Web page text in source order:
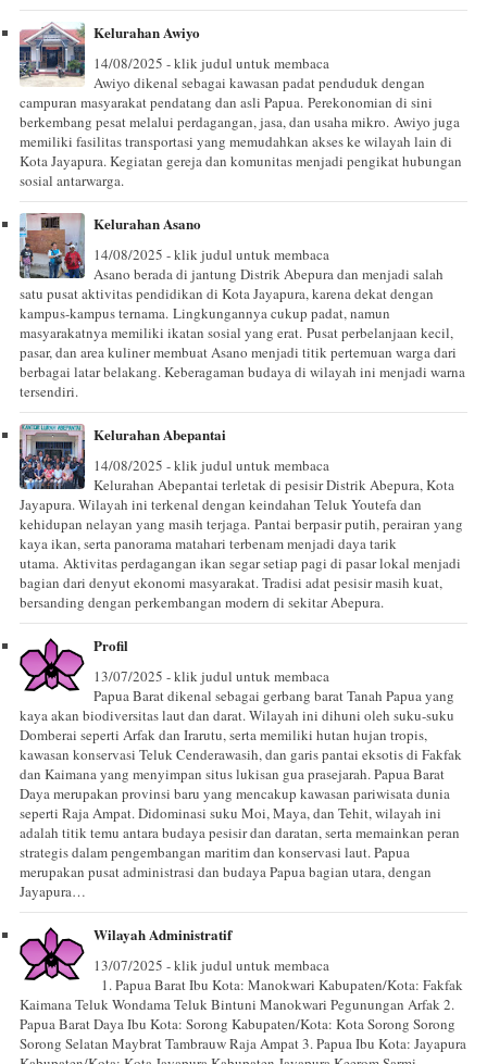
Kelurahan Awiyo
14/08/2025 - klik judul untuk membaca
Awiyo dikenal sebagai kawasan padat penduduk dengan
campuran masyarakat pendatang dan asli Papua. Perekonomian di sini
berkembang pesat melalui perdagangan, jasa, dan usaha mikro. Awiyo juga
memiliki fasilitas transportasi yang memudahkan akses ke wilayah lain di
Kota Jayapura. Kegiatan gereja dan komunitas menjadi pengikat hubungan
sosial antarwarga.
Kelurahan Asano
14/08/2025 - klik judul untuk membaca
Asano berada di jantung Distrik Abepura dan menjadi salah
satu pusat aktivitas pendidikan di Kota Jayapura, karena dekat dengan
kampus-kampus ternama. Lingkungannya cukup padat, namun
masyarakatnya memiliki ikatan sosial yang erat. Pusat perbelanjaan kecil,
pasar, dan area kuliner membuat Asano menjadi titik pertemuan warga dari
berbagai latar belakang. Keberagaman budaya di wilayah ini menjadi warna
tersendiri.
Kelurahan Abepantai
14/08/2025 - klik judul untuk membaca
Kelurahan Abepantai terletak di pesisir Distrik Abepura, Kota
Jayapura. Wilayah ini terkenal dengan keindahan Teluk Youtefa dan
kehidupan nelayan yang masih terjaga. Pantai berpasir putih, perairan yang
kaya ikan, serta panorama matahari terbenam menjadi daya tarik
utama. Aktivitas perdagangan ikan segar setiap pagi di pasar lokal menjadi
bagian dari denyut ekonomi masyarakat. Tradisi adat pesisir masih kuat,
bersanding dengan perkembangan modern di sekitar Abepura.
Profil
13/07/2025 - klik judul untuk membaca
Papua Barat dikenal sebagai gerbang barat Tanah Papua yang
kaya akan biodiversitas laut dan darat. Wilayah ini dihuni oleh suku-suku
Domberai seperti Arfak dan Irarutu, serta memiliki hutan hujan tropis,
kawasan konservasi Teluk Cenderawasih, dan garis pantai eksotis di Fakfak
dan Kaimana yang menyimpan situs lukisan gua prasejarah. Papua Barat
Daya merupakan provinsi baru yang mencakup kawasan pariwisata dunia
seperti Raja Ampat. Didominasi suku Moi, Maya, dan Tehit, wilayah ini
adalah titik temu antara budaya pesisir dan daratan, serta memainkan peran
strategis dalam pengembangan maritim dan konservasi laut. Papua
merupakan pusat administrasi dan budaya Papua bagian utara, dengan
Jayapura…
Wilayah Administratif
13/07/2025 - klik judul untuk membaca
1. Papua Barat Ibu Kota: Manokwari Kabupaten/Kota: Fakfak
Kaimana Teluk Wondama Teluk Bintuni Manokwari Pegunungan Arfak 2.
Papua Barat Daya Ibu Kota: Sorong Kabupaten/Kota: Kota Sorong Sorong
Sorong Selatan Maybrat Tambrauw Raja Ampat 3. Papua Ibu Kota: Jayapura